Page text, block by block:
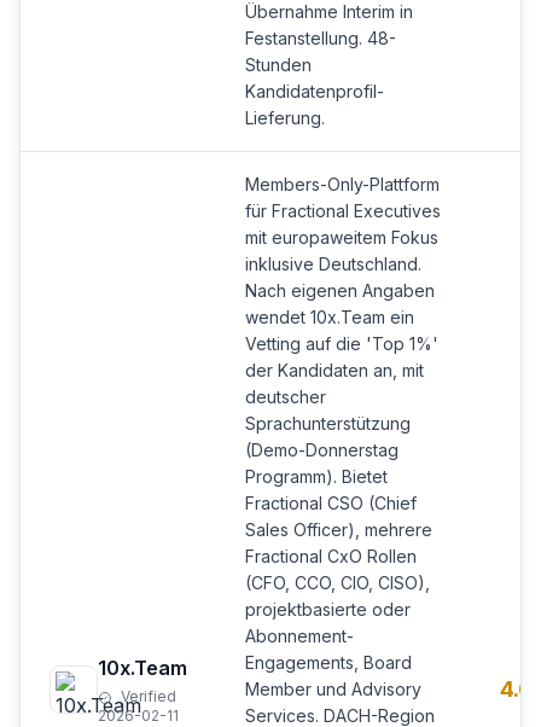
Übernahme Interim in
Festanstellung. 48-
Stunden
Kandidatenprofil-
Lieferung.
10x.Team
Verified
2026-02-11
Members-Only-Plattform
für Fractional Executives
mit europaweitem Fokus
inklusive Deutschland.
Nach eigenen Angaben
wendet 10x.Team ein
Vetting auf die 'Top 1%'
der Kandidaten an, mit
deutscher
Sprachunterstützung
(Demo-Donnerstag
Programm). Bietet
Fractional CSO (Chief
Sales Officer), mehrere
Fractional CxO Rollen
(CFO, CCO, CIO, CISO),
projektbasierte oder
Abonnement-
Engagements, Board
Member und Advisory
Services. DACH-Region
4.6